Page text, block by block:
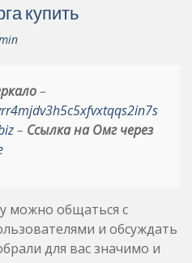
купить
–
– Ссылка на Омг через
можно общаться с
и обсуждать
для вас значимо и